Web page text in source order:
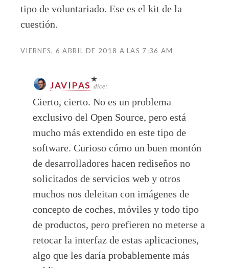
tipo de voluntariado. Ese es el kit de la
cuestión.
VIERNES, 6 ABRIL DE 2018 A LAS 7:36 AM
JAVIPAS dice:
Cierto, cierto. No es un problema
exclusivo del Open Source, pero está
mucho más extendido en este tipo de
software. Curioso cómo un buen montón
de desarrolladores hacen rediseños no
solicitados de servicios web y otros
muchos nos deleitan con imágenes de
concepto de coches, móviles y todo tipo
de productos, pero prefieren no meterse a
retocar la interfaz de estas aplicaciones,
algo que les daría probablemente más